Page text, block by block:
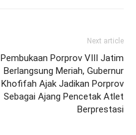
Next article
Pembukaan Porprov VIII Jatim
Berlangsung Meriah, Gubernur
Khofifah Ajak Jadikan Porprov
Sebagai Ajang Pencetak Atlet
Berprestasi